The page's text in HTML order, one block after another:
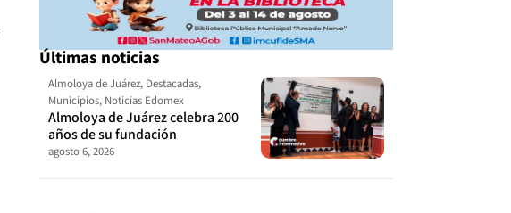
Últimas noticias
Almoloya de Juárez, Destacadas,
Municipios, Noticias Edomex
Almoloya de Juárez celebra 200
años de su fundación
agosto 6, 2026